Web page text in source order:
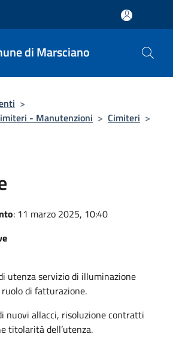
di Marsciano
>
- Manutenzioni > Cimiteri >
: 11 marzo 2025, 10:40
utenza servizio di illuminazione
di fatturazione.
nuovi allacci, risoluzione contratti
titolarità dell’utenza.